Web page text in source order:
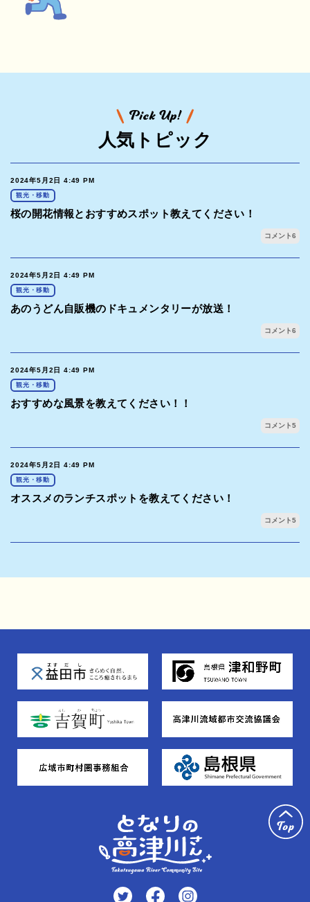
人気トピック
2024年5月2日 4:49 PM
観光・移動
桜の開花情報とおすすめスポット教えてください！
コメント6
2024年5月2日 4:49 PM
観光・移動
あのうどん自販機のドキュメンタリーが放送！
コメント6
2024年5月2日 4:49 PM
観光・移動
おすすめな風景を教えてください！！
コメント5
2024年5月2日 4:49 PM
観光・移動
オススメのランチスポットを教えてください！
コメント5